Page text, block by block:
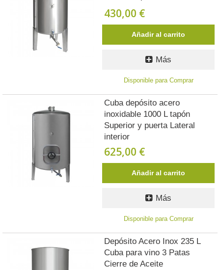
430,00 €
Añadir al carrito
Más
Disponible para Comprar
Cuba depósito acero
inoxidable 1000 L tapón
Superior y puerta Lateral
interior
625,00 €
Añadir al carrito
Más
Disponible para Comprar
Depósito Acero Inox 235 L
Cuba para vino 3 Patas
Cierre de Aceite